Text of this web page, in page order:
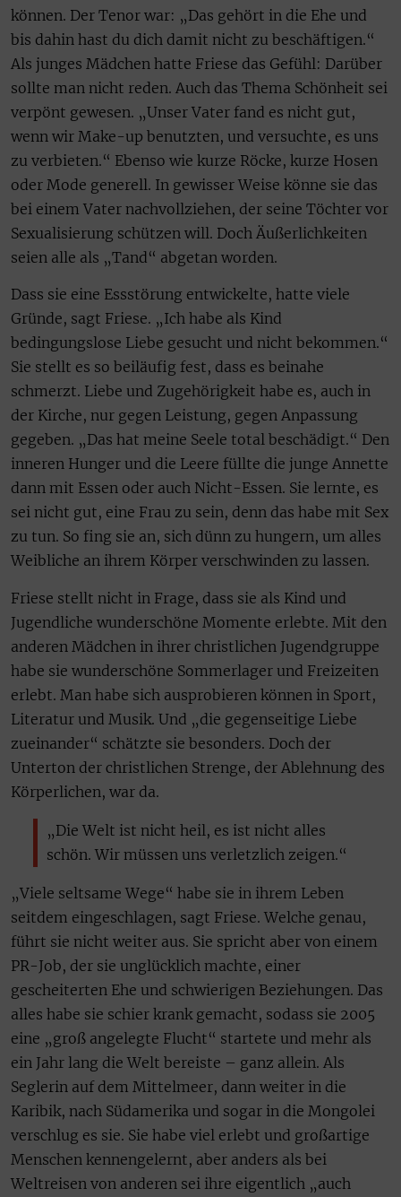
können. Der Tenor war: „Das gehört in die Ehe und
bis dahin hast du dich damit nicht zu beschäftigen.“
Als junges Mädchen hatte Friese das Gefühl: Darüber
sollte man nicht reden. Auch das Thema Schönheit sei
verpönt gewesen. „Unser Vater fand es nicht gut,
wenn wir Make-up benutzten, und versuchte, es uns
zu verbieten.“ Ebenso wie kurze Röcke, kurze Hosen
oder Mode generell. In gewisser Weise könne sie das
bei einem Vater nachvollziehen, der seine Töchter vor
Sexualisierung schützen will. Doch Äußerlichkeiten
seien alle als „Tand“ abgetan worden.
Dass sie eine Essstörung entwickelte, hatte viele
Gründe, sagt Friese. „Ich habe als Kind
bedingungslose Liebe gesucht und nicht bekommen.“
Sie stellt es so beiläufig fest, dass es beinahe
schmerzt. Liebe und Zugehörigkeit habe es, auch in
der Kirche, nur gegen Leistung, gegen Anpassung
gegeben. „Das hat meine Seele total beschädigt.“ Den
inneren Hunger und die Leere füllte die junge Annette
dann mit Essen oder auch Nicht-Essen. Sie lernte, es
sei nicht gut, eine Frau zu sein, denn das habe mit Sex
zu tun. So fing sie an, sich dünn zu hungern, um alles
Weibliche an ihrem Körper verschwinden zu lassen.
Friese stellt nicht in Frage, dass sie als Kind und
Jugendliche wunderschöne Momente erlebte. Mit den
anderen Mädchen in ihrer christlichen Jugendgruppe
habe sie wunderschöne Sommerlager und Freizeiten
erlebt. Man habe sich ausprobieren können in Sport,
Literatur und Musik. Und „die gegenseitige Liebe
zueinander“ schätzte sie besonders. Doch der
Unterton der christlichen Strenge, der Ablehnung des
Körperlichen, war da.
„Die Welt ist nicht heil, es ist nicht alles
schön. Wir müssen uns verletzlich zeigen.“
„Viele seltsame Wege“ habe sie in ihrem Leben
seitdem eingeschlagen, sagt Friese. Welche genau,
führt sie nicht weiter aus. Sie spricht aber von einem
PR-Job, der sie unglücklich machte, einer
gescheiterten Ehe und schwierigen Beziehungen. Das
alles habe sie schier krank gemacht, sodass sie 2005
eine „groß angelegte Flucht“ startete und mehr als
ein Jahr lang die Welt bereiste – ganz allein. Als
Seglerin auf dem Mittelmeer, dann weiter in die
Karibik, nach Südamerika und sogar in die Mongolei
verschlug es sie. Sie habe viel erlebt und großartige
Menschen kennengelernt, aber anders als bei
Weltreisen von anderen sei ihre eigentlich „auch